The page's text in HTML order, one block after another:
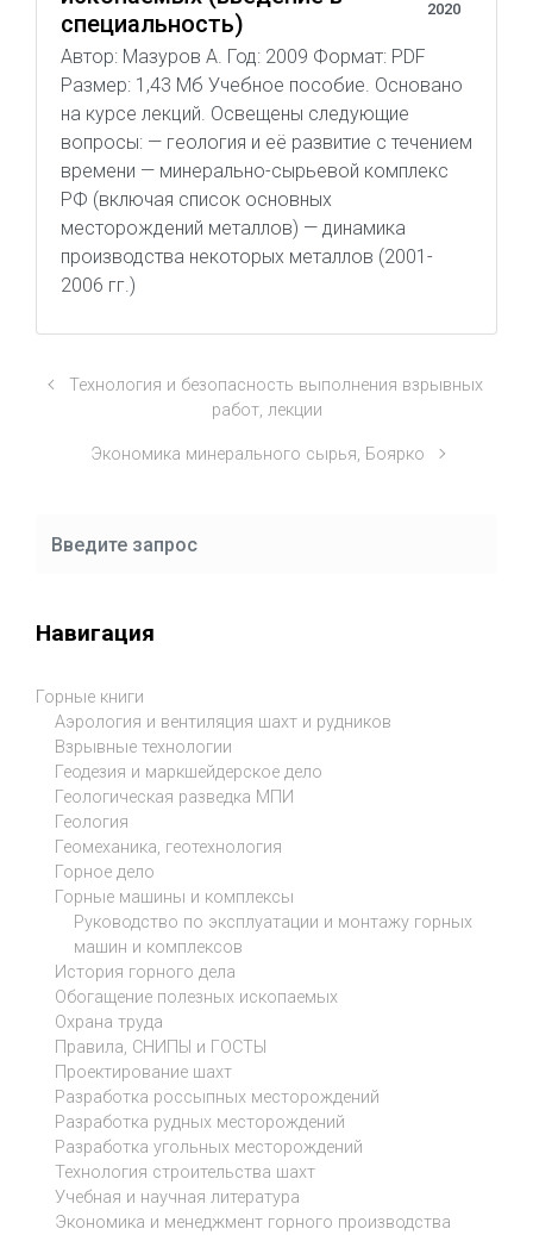
специальность)
2020
Автор: Мазуров А. Год: 2009 Формат: PDF
Размер: 1,43 Мб Учебное пособие. Основано
на курсе лекций. Освещены следующие
вопросы: — геология и её развитие с течением
времени — минерально-сырьевой комплекс
РФ (включая список основных
месторождений металлов) — динамика
производства некоторых металлов (2001-
2006 гг.)
Технология и безопасность выполнения взрывных
работ, лекции
Экономика минерального сырья, Боярко
Навигация
Горные книги
Аэрология и вентиляция шахт и рудников
Взрывные технологии
Геодезия и маркшейдерское дело
Геологическая разведка МПИ
Геология
Геомеханика, геотехнология
Горное дело
Горные машины и комплексы
Руководство по эксплуатации и монтажу горных
машин и комплексов
История горного дела
Обогащение полезных ископаемых
Охрана труда
Правила, СНИПЫ и ГОСТЫ
Проектирование шахт
Разработка россыпных месторождений
Разработка рудных месторождений
Разработка угольных месторождений
Технология строительства шахт
Учебная и научная литература
Экономика и менеджмент горного производства